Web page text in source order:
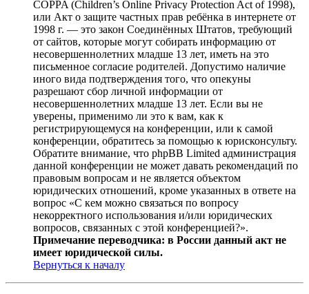
COPPA (Children’s Online Privacy Protection Act of 1998),
или Акт о защите частных прав ребёнка в интернете от
1998 г. — это закон Соединённых Штатов, требующий
от сайтов, которые могут собирать информацию от
несовершеннолетних младше 13 лет, иметь на это
письменное согласие родителей. Допустимо наличие
иного вида подтверждения того, что опекуны
разрешают сбор личной информации от
несовершеннолетних младше 13 лет. Если вы не
уверены, применимо ли это к вам, как к
регистрирующемуся на конференции, или к самой
конференции, обратитесь за помощью к юрисконсульту.
Обратите внимание, что phpBB Limited администрация
данной конференции не может давать рекомендаций по
правовым вопросам и не является объектом
юридических отношений, кроме указанных в ответе на
вопрос «С кем можно связаться по вопросу
некорректного использования и/или юридических
вопросов, связанных с этой конференцией?».
Примечание переводчика: в России данный акт не
имеет юридической силы.
Вернуться к началу